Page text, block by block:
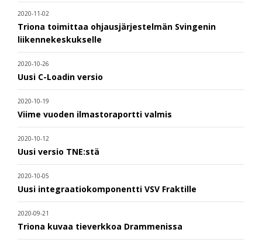
2020-11-02
Triona toimittaa ohjausjärjestelmän Svingenin
liikennekeskukselle
2020-10-26
Uusi C-Loadin versio
2020-10-19
Viime vuoden ilmastoraportti valmis
2020-10-12
Uusi versio TNE:stä
2020-10-05
Uusi integraatiokomponentti VSV Fraktille
2020-09-21
Triona kuvaa tieverkkoa Drammenissa